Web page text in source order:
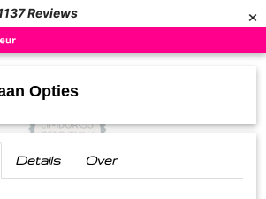
Reviews ×
Opties
Details Over